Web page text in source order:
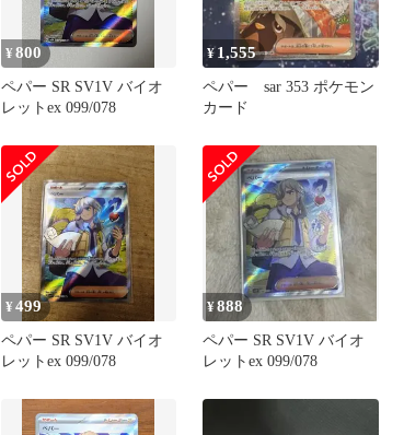
¥800
ペパー SR SV1V バイオ
レットex 099/078
¥1,555
ペパー sar 353 ポケモン
カード
¥499
ペパー SR SV1V バイオ
レットex 099/078
¥888
ペパー SR SV1V バイオ
レットex 099/078